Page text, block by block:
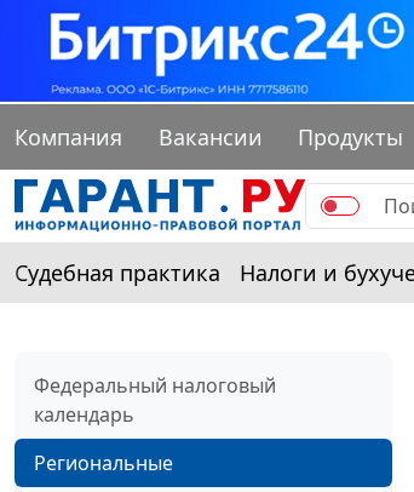
Компания Вакансии Продукты
Судебная практика Налоги и
Федеральный налоговый
календарь
Региональные